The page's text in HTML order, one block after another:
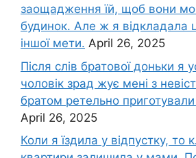
заощадження їй, щоб вони
будинок. Але ж я відкладала
іншої мети. April 26, 2025
Після слів братової доньки я
чоловік зpад жує мені з
братом ретельно
April 26, 2025
Коли я їздила у відпустку, то